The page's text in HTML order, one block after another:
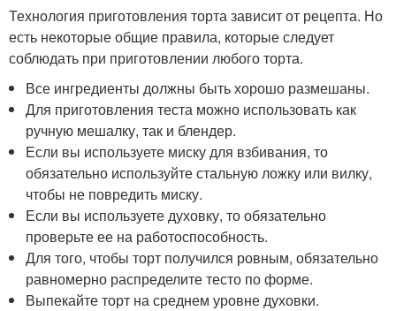
Технология приготовления торта зависит от рецепта. Но
есть некоторые общие правила, которые следует
соблюдать при приготовлении любого торта.
Все ингредиенты должны быть хорошо размешаны.
Для приготовления теста можно использовать как
ручную мешалку, так и блендер.
Если вы используете миску для взбивания, то
обязательно используйте стальную ложку или вилку,
чтобы не повредить миску.
Если вы используете духовку, то обязательно
проверьте ее на работоспособность.
Для того, чтобы торт получился ровным, обязательно
равномерно распределите тесто по форме.
Выпекайте торт на среднем уровне духовки.